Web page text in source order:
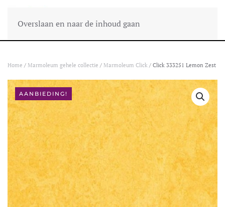
Overslaan en naar de inhoud gaan
Home / Marmoleum gehele collectie / Marmoleum Click / Click 333251 Lemon Zest
AANBIEDING!